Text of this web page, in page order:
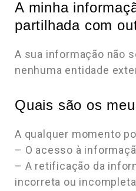
A minha
partilhada com
A sua informação não
nenhuma entidade
Quais são os
A qualquer momento
– O acesso à
– A retificação da
incorreta ou